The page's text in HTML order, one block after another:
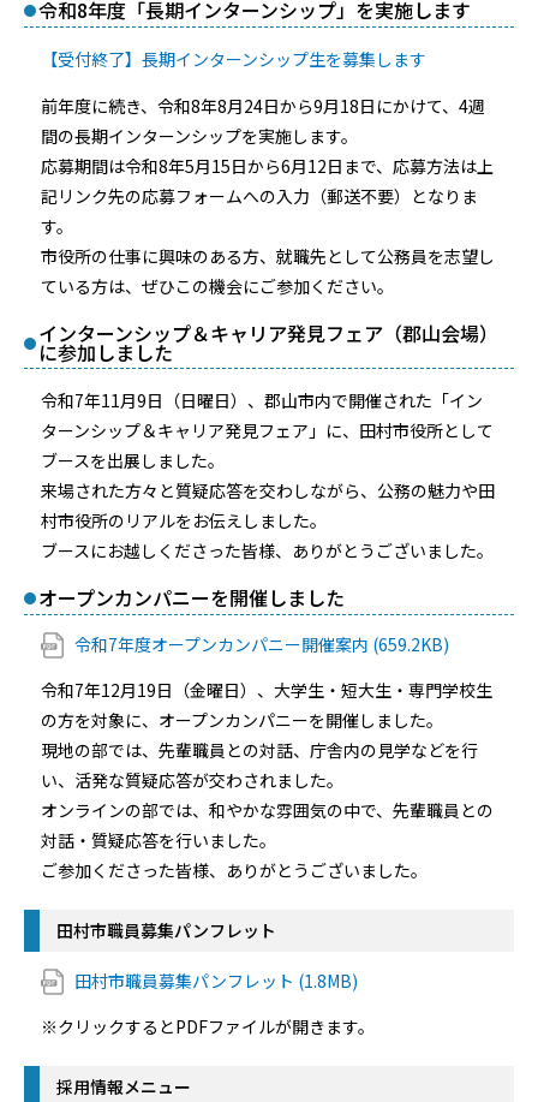
令和8年度「長期インターンシップ」を実施します
【受付終了】長期インターンシップ生を募集します
前年度に続き、令和8年8月24日から9月18日にかけて、4週
間の長期インターンシップを実施します。
応募期間は令和8年5月15日から6月12日まで、応募方法は上
記リンク先の応募フォームへの入力（郵送不要）となりま
す。
市役所の仕事に興味のある方、就職先として公務員を志望し
ている方は、ぜひこの機会にご参加ください。
インターンシップ＆キャリア発見フェア（郡山会場）
に参加しました
令和7年11月9日（日曜日）、郡山市内で開催された「イン
ターンシップ＆キャリア発見フェア」に、田村市役所として
ブースを出展しました。
来場された方々と質疑応答を交わしながら、公務の魅力や田
村市役所のリアルをお伝えしました。
ブースにお越しくださった皆様、ありがとうございました。
オープンカンパニーを開催しました
令和7年度オープンカンパニー開催案内 (659.2KB)
令和7年12月19日（金曜日）、大学生・短大生・専門学校生
の方を対象に、オープンカンパニーを開催しました。
現地の部では、先輩職員との対話、庁舎内の見学などを行
い、活発な質疑応答が交わされました。
オンラインの部では、和やかな雰囲気の中で、先輩職員との
対話・質疑応答を行いました。
ご参加くださった皆様、ありがとうございました。
田村市職員募集パンフレット
田村市職員募集パンフレット (1.8MB)
※クリックするとPDFファイルが開きます。
採用情報メニュー